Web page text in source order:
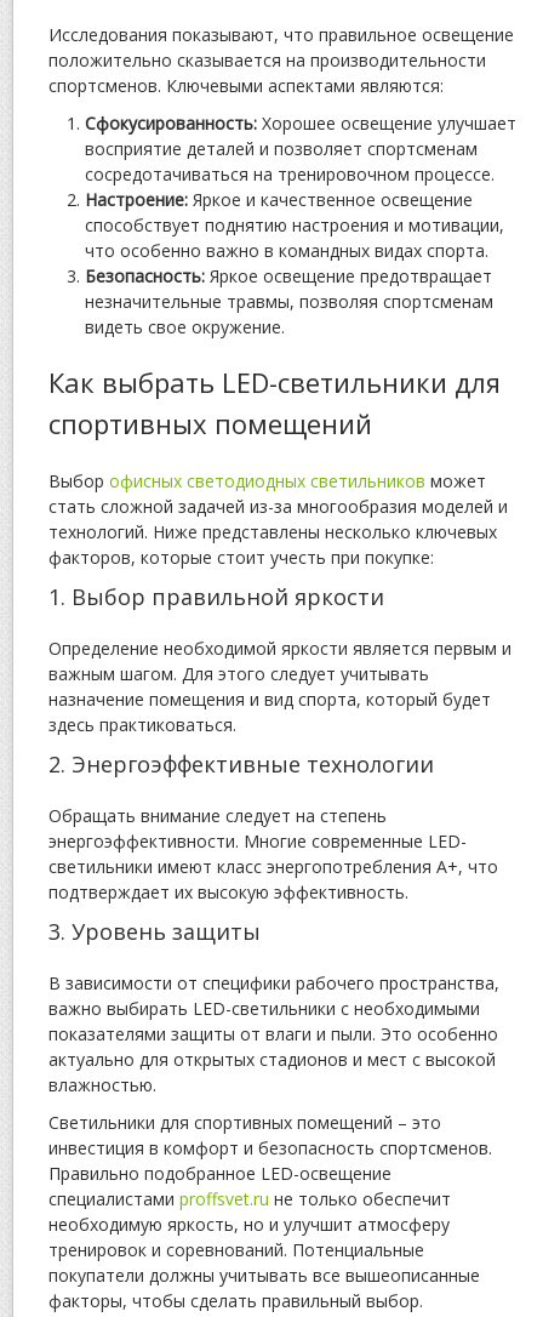
Исследования показывают, что правильное освещение
положительно сказывается на производительности
спортсменов. Ключевыми аспектами являются:
Сфокусированность: Хорошее освещение улучшает
восприятие деталей и позволяет спортсменам
сосредотачиваться на тренировочном процессе.
Настроение: Яркое и качественное освещение
способствует поднятию настроения и мотивации,
что особенно важно в командных видах спорта.
Безопасность: Яркое освещение предотвращает
незначительные травмы, позволяя спортсменам
видеть свое окружение.
Как выбрать LED-светильники для
спортивных помещений
Выбор офисных светодиодных светильников может
стать сложной задачей из-за многообразия моделей и
технологий. Ниже представлены несколько ключевых
факторов, которые стоит учесть при покупке:
1. Выбор правильной яркости
Определение необходимой яркости является первым и
важным шагом. Для этого следует учитывать
назначение помещения и вид спорта, который будет
здесь практиковаться.
2. Энергоэффективные технологии
Обращать внимание следует на степень
энергоэффективности. Многие современные LED-
светильники имеют класс энергопотребления A+, что
подтверждает их высокую эффективность.
3. Уровень защиты
В зависимости от специфики рабочего пространства,
важно выбирать LED-светильники с необходимыми
показателями защиты от влаги и пыли. Это особенно
актуально для открытых стадионов и мест с высокой
влажностью.
Светильники для спортивных помещений – это
инвестиция в комфорт и безопасность спортсменов.
Правильно подобранное LED-освещение
специалистами proffsvet.ru не только обеспечит
необходимую яркость, но и улучшит атмосферу
тренировок и соревнований. Потенциальные
покупатели должны учитывать все вышеописанные
факторы, чтобы сделать правильный выбор.